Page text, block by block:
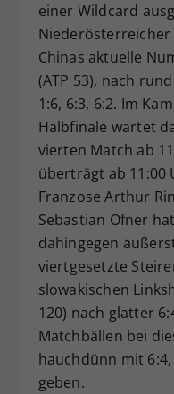
einer Wildcard
Niederösterreicher
Chinas aktuelle
(ATP 53), nach
1:6, 6:3, 6:2. Im
Halbfinale wartet
vierten Match ab
überträgt ab 11:00
Franzose Arthur
Sebastian Ofner
dahingegen
viertgesetzte
slowakischen
120) nach glatter
Matchbällen bei
hauchdünn mit 6:4,
geben.